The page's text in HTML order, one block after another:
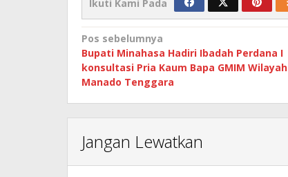
Ikuti Kami Pada
Navigasi
pos
Pos sebelumnya
Bupati Minahasa Hadiri Ibadah Perdana I
konsultasi Pria Kaum Bapa GMIM Wilayah
Manado Tenggara
Jangan Lewatkan